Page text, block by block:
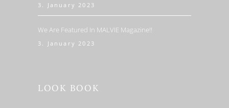
3. January 2023
We Are Featured In MALVIE Magazine!!
3. January 2023
LOOK BOOK